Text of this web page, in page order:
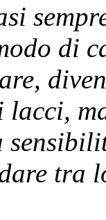
di
tra